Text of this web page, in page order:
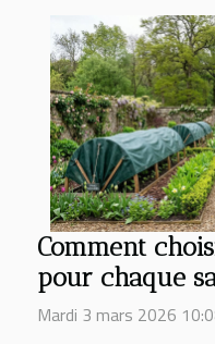
Comment
pour chaque
Mardi 3 mars 2026